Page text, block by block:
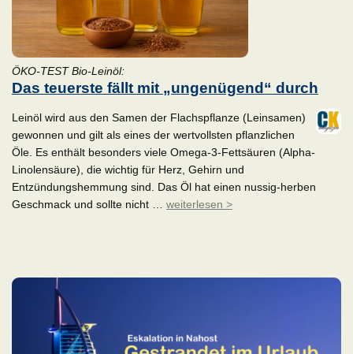
ÖKO-TEST Bio-Leinöl:
Das teuerste fällt mit „ungenügend“ durch
Leinöl wird aus den Samen der Flachspflanze (Leinsamen)
gewonnen und gilt als eines der wertvollsten pflanzlichen
Öle. Es enthält besonders viele Omega-3-Fettsäuren (Alpha-
Linolensäure), die wichtig für Herz, Gehirn und
Entzündungshemmung sind. Das Öl hat einen nussig-herben
Geschmack und sollte nicht … weiterlesen >